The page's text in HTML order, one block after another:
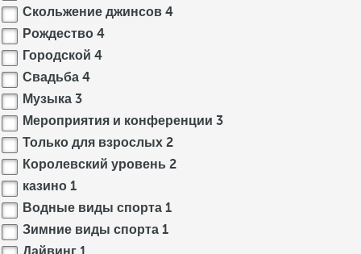
Скольжение джинсов 4
Рождество 4
Городской 4
Свадьба 4
Музыка 3
Мероприятия и конференции 3
Только для взрослых 2
Королевский уровень 2
казино 1
Водные виды спорта 1
Зимние виды спорта 1